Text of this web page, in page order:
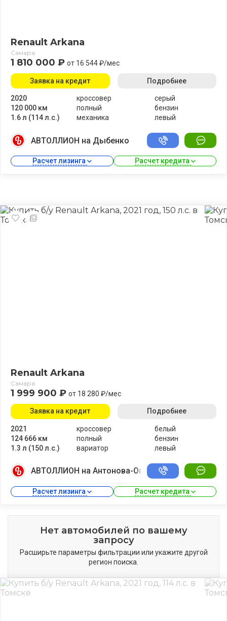
Renault Arkana
Самара
1 810 000 ₽ от 16 544 ₽/мес
2020
120 000 км
1.6 л (114 л.с.)
кроссовер
полный
механика
серый
бензин
левый
Заявка на кредит Подробнее
АВТОЛЛИОН на Дыбенко
Расчет лизинга Расчет кредита
Renault Arkana
Самара
1 999 900 ₽ от 18 280 ₽/мес
2021
124 666 км
1.3 л (150 л.с.)
кроссовер
полный
вариатор
белый
бензин
левый
Заявка на кредит Подробнее
АВТОЛЛИОН на Антонова-Овсеенко
Расчет лизинга Расчет кредита
Нет автомобилей по вашему
запросу
Расширьте параметры фильтрации или укажите другой
регион поиска.